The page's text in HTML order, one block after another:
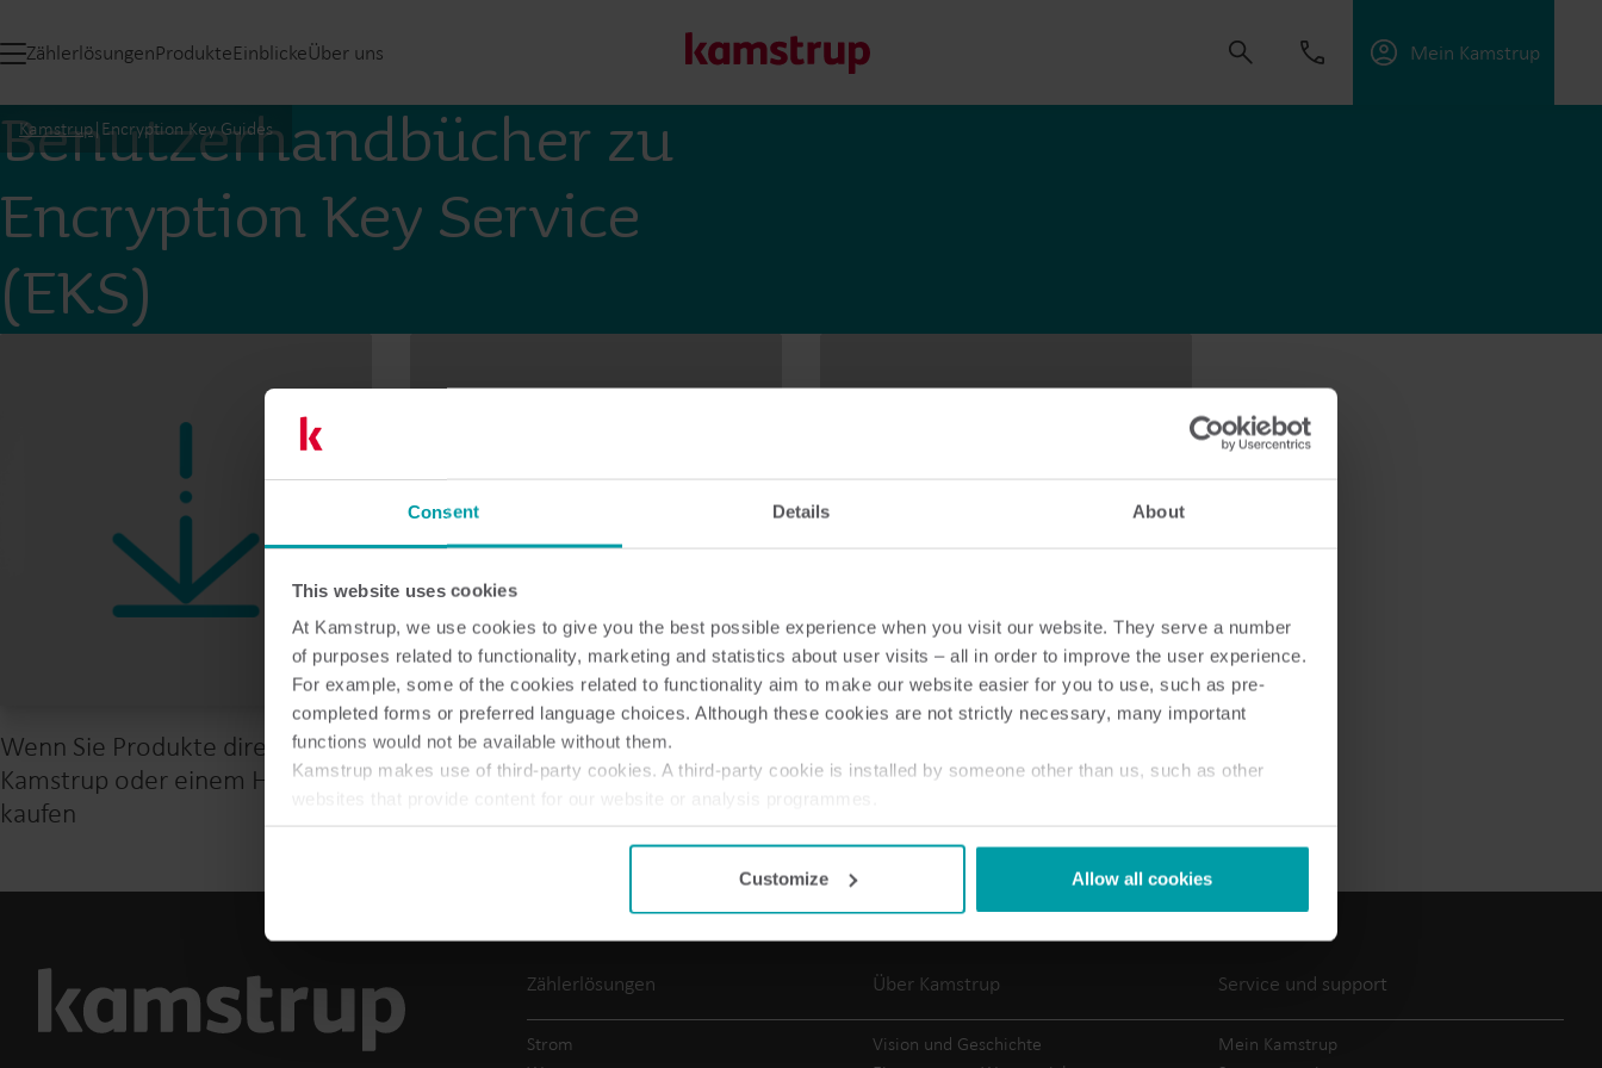
Consent Details About
This website uses cookies
At Kamstrup, we use cookies to give you the best possible experience when you visit our website. They serve a number
of purposes related to functionality, marketing and statistics about user visits – all in order to improve the user experience.
For example, some of the cookies related to functionality aim to make our website easier for you to use, such as pre-
completed forms or preferred language choices. Although these cookies are not strictly necessary, many important
functions would not be available without them.
Kamstrup makes use of third-party cookies. A third-party cookie is installed by someone other than us, such as other
You can at any time change or withdraw your consent from the Cookie Declarationhere.
Customize Allow all cookies
ZählerlösungenProdukteEinblickeÜber uns Mein Kamstrup
Unsere Lösungen
Energieeffizienz zu maximieren und die Elektrifizierung effektiv zu managen.
Lösungen im Wasserbereich
Intelligente Wasserlösungen
für präzise Messung und
effizientes Management.
Lösungen im Wärmebereich
für präzise Messung und
effiziente Energienutzung.
Stromlösungen für präzise
Kamstrup|Encryption Key Guides
Benutzerhandbücher zu
Encryption Key Service
(EKS)
Wenn Sie Produkte direkt von
Kamstrup oder einem Händler
kaufen
Wenn Sie Händler von Kamstrup
Produkten sind
direkt vom Großhändler
Zählerlösungen
Strom
Über Kamstrup
Vision und Geschichte
Service und support
Mein Kamstrup